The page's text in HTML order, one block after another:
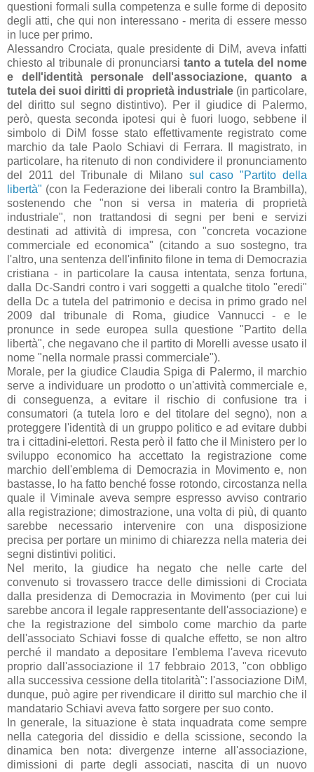
questioni formali sulla competenza e sulle forme di deposito
degli atti, che qui non interessano - merita di essere messo
in luce per primo.
Alessandro Crociata, quale presidente di DiM, aveva infatti
chiesto al tribunale di pronunciarsi tanto a tutela del nome
e dell'identità personale dell'associazione, quanto a
tutela dei suoi diritti di proprietà industriale (in particolare,
del diritto sul segno distintivo). Per il giudice di Palermo,
però, questa seconda ipotesi qui è fuori luogo, sebbene il
simbolo di DiM fosse stato effettivamente registrato come
marchio da tale Paolo Schiavi di Ferrara. Il magistrato, in
particolare, ha ritenuto di non condividere il pronunciamento
del 2011 del Tribunale di Milano sul caso "Partito della
libertà" (con la Federazione dei liberali contro la Brambilla),
sostenendo che "non si versa in materia di proprietà
industriale", non trattandosi di segni per beni e servizi
destinati ad attività di impresa, con "concreta vocazione
commerciale ed economica" (citando a suo sostegno, tra
l'altro, una sentenza dell'infinito filone in tema di Democrazia
cristiana - in particolare la causa intentata, senza fortuna,
dalla Dc-Sandri contro i vari soggetti a qualche titolo "eredi"
della Dc a tutela del patrimonio e decisa in primo grado nel
2009 dal tribunale di Roma, giudice Vannucci - e le
pronunce in sede europea sulla questione "Partito della
libertà", che negavano che il partito di Morelli avesse usato il
nome "nella normale prassi commerciale").
Morale, per la giudice Claudia Spiga di Palermo, il marchio
serve a individuare un prodotto o un'attività commerciale e,
di conseguenza, a evitare il rischio di confusione tra i
consumatori (a tutela loro e del titolare del segno), non a
proteggere l'identità di un gruppo politico e ad evitare dubbi
tra i cittadini-elettori. Resta però il fatto che il Ministero per lo
sviluppo economico ha accettato la registrazione come
marchio dell'emblema di Democrazia in Movimento e, non
bastasse, lo ha fatto benché fosse rotondo, circostanza nella
quale il Viminale aveva sempre espresso avviso contrario
alla registrazione; dimostrazione, una volta di più, di quanto
sarebbe necessario intervenire con una disposizione
precisa per portare un minimo di chiarezza nella materia dei
segni distintivi politici.
Nel merito, la giudice ha negato che nelle carte del
convenuto si trovassero tracce delle dimissioni di Crociata
dalla presidenza di Democrazia in Movimento (per cui lui
sarebbe ancora il legale rappresentante dell'associazione) e
che la registrazione del simbolo come marchio da parte
dell'associato Schiavi fosse di qualche effetto, se non altro
perché il mandato a depositare l'emblema l'aveva ricevuto
proprio dall'associazione il 17 febbraio 2013, "con obbligo
alla successiva cessione della titolarità": l'associazione DiM,
dunque, può agire per rivendicare il diritto sul marchio che il
mandatario Schiavi aveva fatto sorgere per suo conto.
In generale, la situazione è stata inquadrata come sempre
nella categoria del dissidio e della scissione, secondo la
dinamica ben nota: divergenze interne all'associazione,
dimissioni di parte degli associati, nascita di un nuovo